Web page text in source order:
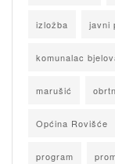
izložba javni
komunalac
marušić
Općina Rovišće
program